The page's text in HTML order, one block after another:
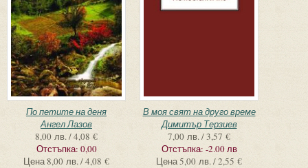
По петите на деня
Ангел Лазов
8,00 лв. / 4,08 €
Отстъпка: 0,00
Цена8,00 лв. / 4,08 €
В моя свят на друго време
Димитър Терзиев
7,00 лв. / 3,57 €
Отстъпка: -2.00 лв
Цена5,00 лв. / 2,55 €